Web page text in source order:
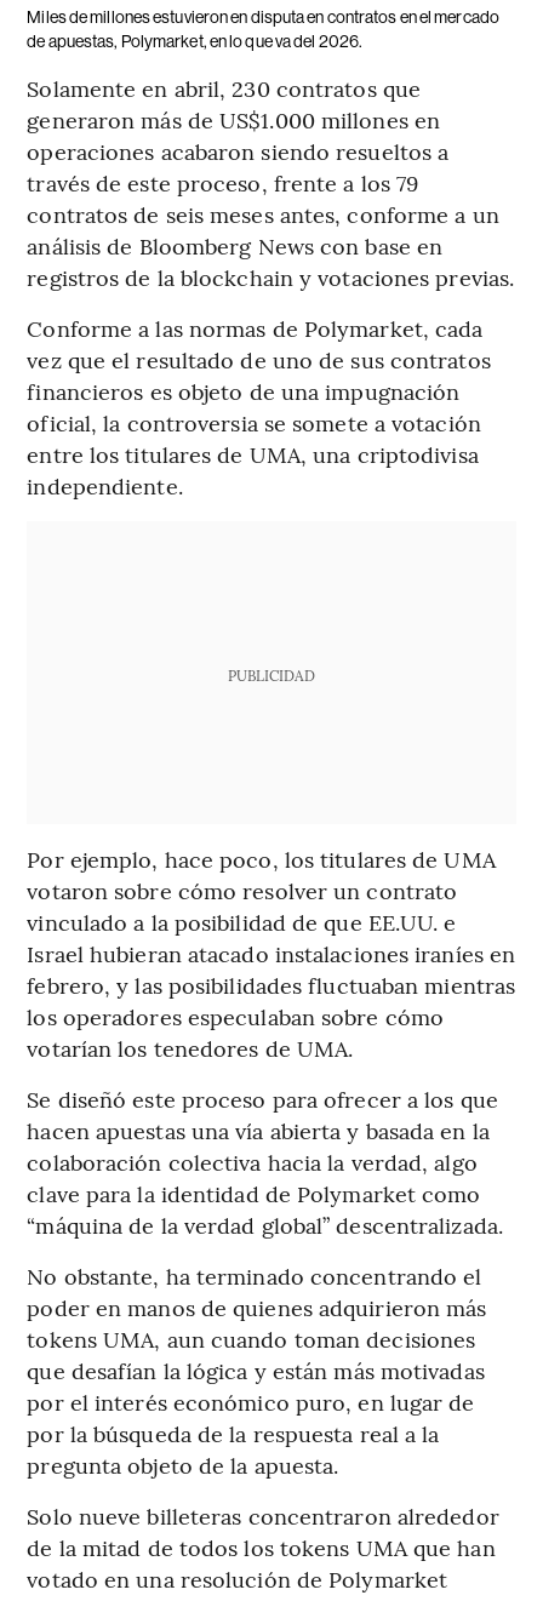
Miles de millones estuvieron en disputa en contratos en el mercado
de apuestas, Polymarket, en lo que va del 2026.
Solamente en abril, 230 contratos que
generaron más de US$1.000 millones en
operaciones acabaron siendo resueltos a
través de este proceso, frente a los 79
contratos de seis meses antes, conforme a un
análisis de Bloomberg News con base en
registros de la blockchain y votaciones previas.
Conforme a las normas de Polymarket, cada
vez que el resultado de uno de sus contratos
financieros es objeto de una impugnación
oficial, la controversia se somete a votación
entre los titulares de UMA, una criptodivisa
independiente.
PUBLICIDAD
Por ejemplo, hace poco, los titulares de UMA
votaron sobre cómo resolver un contrato
vinculado a la posibilidad de que EE.UU. e
Israel hubieran atacado instalaciones iraníes en
febrero, y las posibilidades fluctuaban mientras
los operadores especulaban sobre cómo
votarían los tenedores de UMA.
Se diseñó este proceso para ofrecer a los que
hacen apuestas una vía abierta y basada en la
colaboración colectiva hacia la verdad, algo
clave para la identidad de Polymarket como
“máquina de la verdad global” descentralizada.
No obstante, ha terminado concentrando el
poder en manos de quienes adquirieron más
tokens UMA, aun cuando toman decisiones
que desafían la lógica y están más motivadas
por el interés económico puro, en lugar de
por la búsqueda de la respuesta real a la
pregunta objeto de la apuesta.
Solo nueve billeteras concentraron alrededor
de la mitad de todos los tokens UMA que han
votado en una resolución de Polymarket